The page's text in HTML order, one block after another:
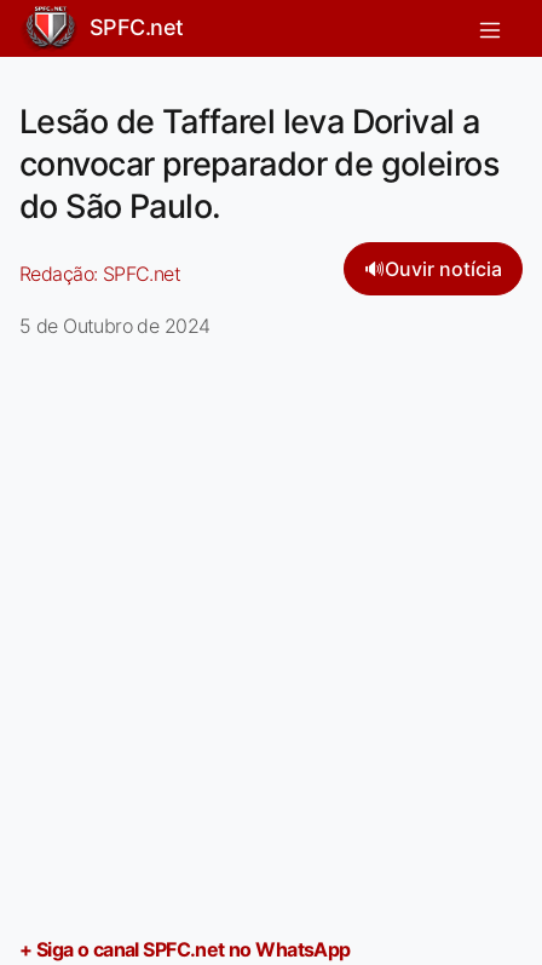
SPFC.net
Lesão de Taffarel leva Dorival a
convocar preparador de goleiros
do São Paulo.
Redação: SPFC.net 🔊Ouvir notícia
5 de Outubro de 2024
+ Siga o canal SPFC.net no WhatsApp